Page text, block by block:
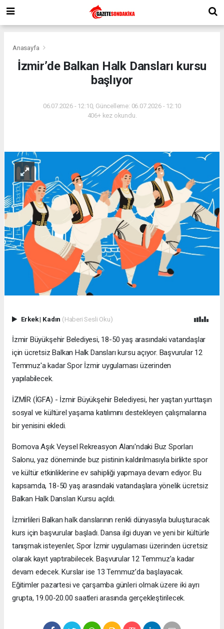
Anasayfa
İzmir’de Balkan Halk Dansları kursu
başlıyor
06.07.2026 - 12:10, Güncelleme: 06.07.2026 - 12:10
406+ kez okundu.
Erkek| Kadın (Haberi Sesli Oku)
İzmir Büyükşehir Belediyesi, 18-50 yaş arasındaki vatandaşlar
için ücretsiz Balkan Halk Dansları kursu açıyor. Başvurular 12
Temmuz'a kadar Spor İzmir uygulaması üzerinden
yapılabilecek.
İZMİR (İGFA) - İzmir Büyükşehir Belediyesi, her yaştan yurttaşın
sosyal ve kültürel yaşama katılımını destekleyen çalışmalarına
bir yenisini ekledi.
Bornova Aşık Veysel Rekreasyon Alanı'ndaki Buz Sporları
Salonu, yaz döneminde buz pistinin kaldırılmasıyla birlikte spor
ve kültür etkinliklerine ev sahipliği yapmaya devam ediyor. Bu
kapsamda, 18-50 yaş arasındaki vatandaşlara yönelik ücretsiz
Balkan Halk Dansları Kursu açıldı.
İzmirlileri Balkan halk danslarının renkli dünyasıyla buluşturacak
kurs için başvurular başladı. Dansa ilgi duyan ve yeni bir kültürle
tanışmak isteyenler, Spor İzmir uygulaması üzerinden ücretsiz
olarak kayıt yaptırabilecek. Başvurular 12 Temmuz’a kadar
devam edecek. Kurslar ise 13 Temmuz’da başlayacak.
Eğitimler pazartesi ve çarşamba günleri olmak üzere iki ayrı
grupta, 19.00-20.00 saatleri arasında gerçekleştirilecek.